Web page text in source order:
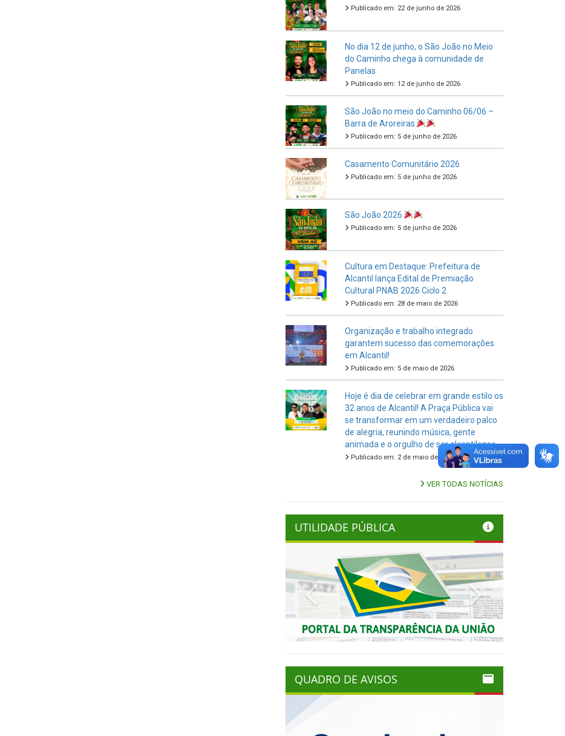
Publicado em: 22 de junho de 2026
No dia 12 de junho, o São João no Meio
do Caminho chega à comunidade de
Panelas
Publicado em: 12 de junho de 2026
São João no meio do Caminho 06/06 –
Barra de Aroreiras
Publicado em: 5 de junho de 2026
Casamento Comunitário 2026
Publicado em: 5 de junho de 2026
São João 2026
Publicado em: 5 de junho de 2026
Cultura em Destaque: Prefeitura de
Alcantil lança Edital de Premiação
Cultural PNAB 2026 Ciclo 2
Publicado em: 28 de maio de 2026
Organização e trabalho integrado
garantem sucesso das comemorações
em Alcantil!
Publicado em: 5 de maio de 2026
Hoje é dia de celebrar em grande estilo os
32 anos de Alcantil! A Praça Pública vai
se transformar em um verdadeiro palco
de alegria, reunindo música, gente
animada e o orgulho de ser alcantilense.
Publicado em: 2 de maio de 2026
VER TODAS NOTÍCIAS
UTILIDADE PÚBLICA
Previous Next
QUADRO DE AVISOS